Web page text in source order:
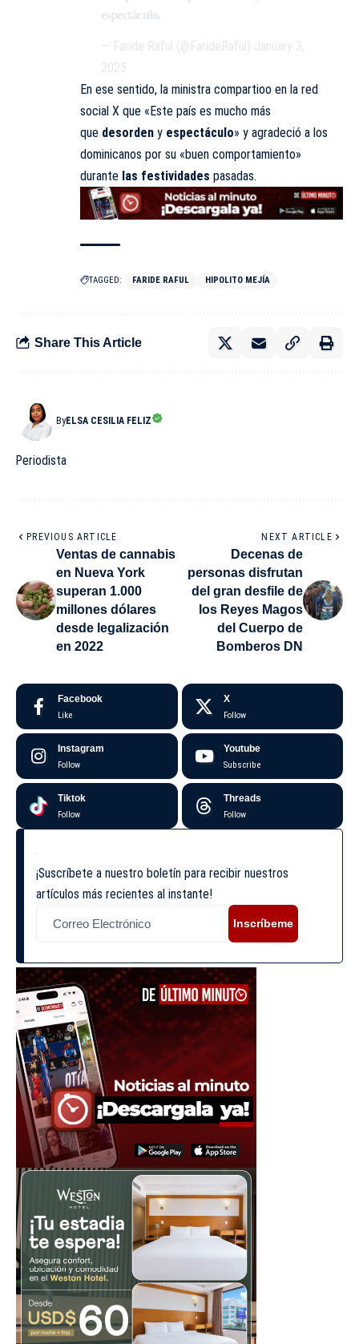
espectáculo.
— Faride Raful (@FarideRaful) January 3,
2025
En ese sentido, la ministra compartioo en la red
social X que «Este país es mucho más
que desorden y espectáculo» y agradeció a los
dominicanos por su «buen comportamiento»
durante las festividades pasadas.
TAGGED: FARIDE RAFUL HIPOLITO MEJÍA
Share This Article
ByELSA CESILIA FELIZ
Periodista
PREVIOUS ARTICLE
Ventas de cannabis
en Nueva York
superan 1.000
millones dólares
desde legalización
en 2022
NEXT ARTICLE
Decenas de
personas disfrutan
del gran desfile de
los Reyes Magos
del Cuerpo de
Bomberos DN
Facebook
Like
X
Follow
Instagram
Follow
Youtube
Subscribe
Tiktok
Follow
Threads
Follow
¡Suscríbete a nuestro boletín para recibir nuestros
artículos más recientes al instante!
Inscríbeme